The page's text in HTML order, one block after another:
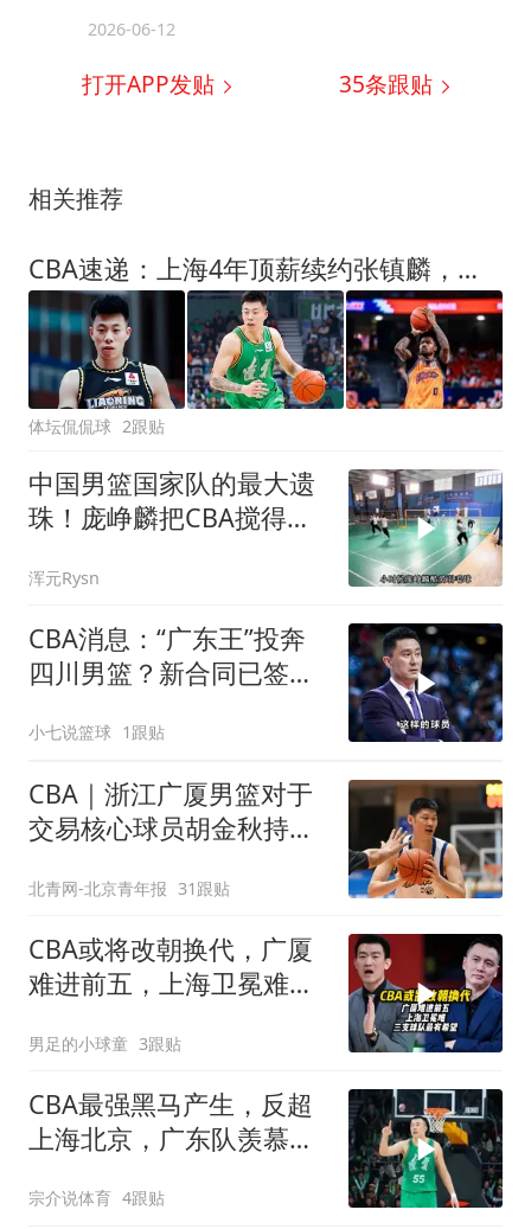
2026-06-12
打开APP发贴 35条跟贴
相关推荐
CBA速递：上海4年顶薪续约张镇麟，王哲林坐镇，冠军底盘锁死！
体坛侃侃球 2跟贴
中国男篮国家队的最大遗
珠！庞峥麟把CBA搅得天
浑元Rysn
CBA消息：“广东王”投奔
四川男篮？新合同已签
小七说篮球 1跟贴
CBA｜浙江广厦男篮对于
交易核心球员胡金秋持开
北青网-北京青年报 31跟贴
CBA或将改朝换代，广厦
难进前五，上海卫冕难，
男足的小球童 3跟贴
CBA最强黑马产生，反超
上海北京，广东队羡慕，
宗介说体育 4跟贴